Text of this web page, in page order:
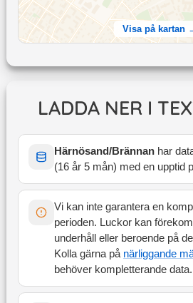
Visa på kartan
LADDA NER I
Härnösand/Brännanhar
(16 år 5 mån) med en upptid
Vi kan inte garantera en
perioden. Luckor kan
underhåll eller beroende på
Kolla gärna på närliggande
behöver kompletterande data.